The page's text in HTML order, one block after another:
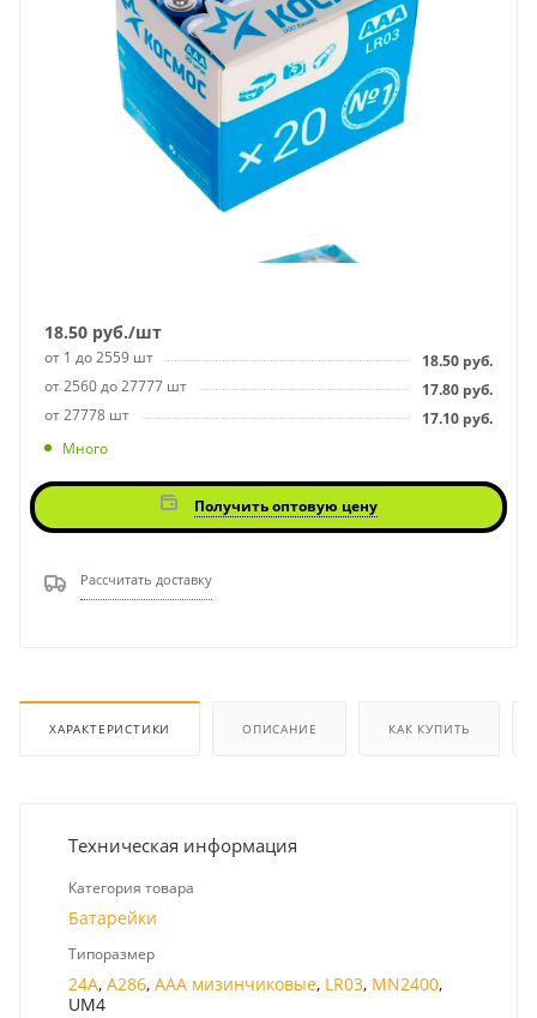
18.50 руб./шт
от 1 до 2559 шт 18.50 руб.
от 2560 до 27777 шт
17.80 руб.
от 27778 шт
17.10 руб.
Много
Получить оптовую цену
Рассчитать доставку
ХАРАКТЕРИСТИКИ ОПИСАНИЕ КАК КУПИТЬ
Техническая информация
Категория товара
Батарейки
Типоразмер
24A, A286, AAA мизинчиковые, LR03, MN2400,
UM4